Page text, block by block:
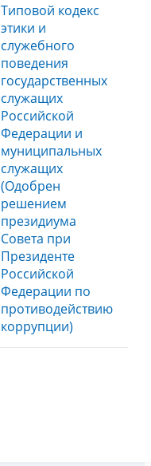
Типовой кодекс
этики и
служебного
поведения
государственных
служащих
Российской
Федерации и
муниципальных
служащих
(Одобрен
решением
президиума
Совета при
Президенте
Российской
Федерации по
противодействию
коррупции)